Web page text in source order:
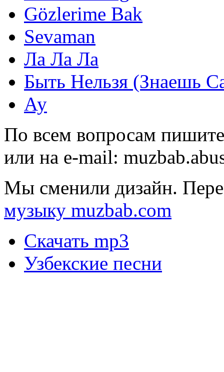
Gözlerime Bak
Sevaman
Ла Ла Ла
Быть Нельзя (Знаешь
Ау
По всем вопросам
или на e-mail:
Мы сменили дизайн.
музыку muzbab.com
Скачать mp3
Узбекские песни